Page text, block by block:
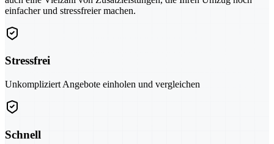
einfacher und stressfreier machen.
Stressfrei
Unkompliziert Angebote einholen und vergleichen
Schnell